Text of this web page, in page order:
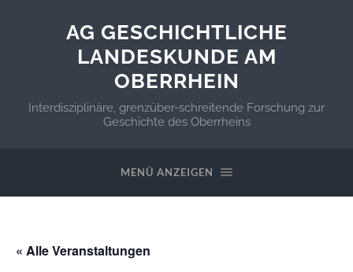
AG GESCHICHTLICHE
LANDESKUNDE AM
OBERRHEIN
Interdisziplinäre, grenzüber-schreitende Forschung zur
Geschichte des Oberrheins
MENÜ ANZEIGEN
« Alle Veranstaltungen